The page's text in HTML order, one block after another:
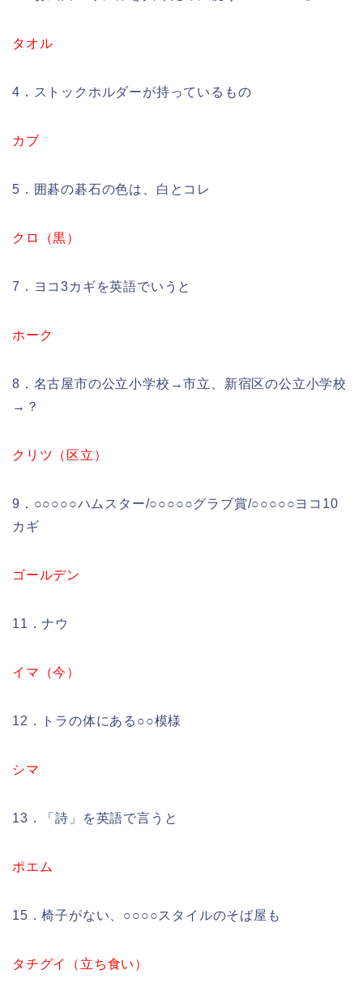
タオル
4．ストックホルダーが持っているもの
カブ
5．囲碁の碁石の色は、白とコレ
クロ（黒）
7．ヨコ3カギを英語でいうと
ホーク
8．名古屋市の公立小学校→市立、新宿区の公立小学校
→？
クリツ（区立）
9．○○○○○ハムスター/○○○○○グラブ賞/○○○○○ヨコ10
カギ
ゴールデン
11．ナウ
イマ（今）
12．トラの体にある○○模様
シマ
13．「詩」を英語で言うと
ポエム
15．椅子がない、○○○○スタイルのそば屋も
タチグイ（立ち食い）